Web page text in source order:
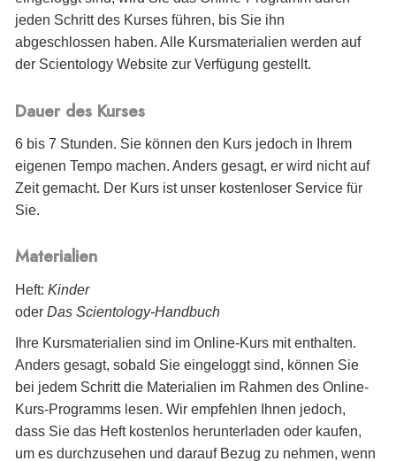
jeden Schritt des Kurses führen, bis Sie ihn
abgeschlossen haben. Alle Kursmaterialien werden auf
der Scientology Website zur Verfügung gestellt.
Dauer des Kurses
6 bis 7 Stunden. Sie können den Kurs jedoch in Ihrem
eigenen Tempo machen. Anders gesagt, er wird nicht auf
Zeit gemacht. Der Kurs ist unser kostenloser Service für
Sie.
Materialien
Heft: Kinder
oder Das Scientology-Handbuch
Ihre Kursmaterialien sind im Online-Kurs mit enthalten.
Anders gesagt, sobald Sie eingeloggt sind, können Sie
bei jedem Schritt die Materialien im Rahmen des Online-
Kurs-Programms lesen. Wir empfehlen Ihnen jedoch,
dass Sie das Heft kostenlos herunterladen oder kaufen,
um es durchzusehen und darauf Bezug zu nehmen, wenn